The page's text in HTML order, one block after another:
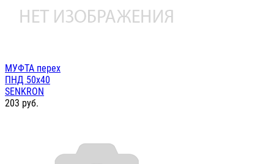
МУФТА перех
ПНД 50х40
SENKRON
203 руб.